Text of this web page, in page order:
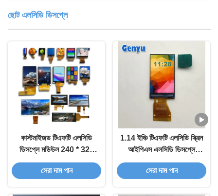
ছোট এলসিডি ডিসপ্লে
কাস্টমাইজড টিএফটি এলসিডি
ডিসপ্লে মডিউল 240 * 320
রেজোলিউশন এসপিআই ইন্টারফেস
এবং আইপিএস ভিউ অঙ্গ
সেরা দাম পান
1.14 ইঞ্চি টিএফটি এলসিডি স্ক্রিন
আইপিএস এলসিডি ডিসপ্লে
135x240 পিক্সেল ST7789V
13 পিন সিরিয়াল ইন্টারফেস
সেরা দাম পান